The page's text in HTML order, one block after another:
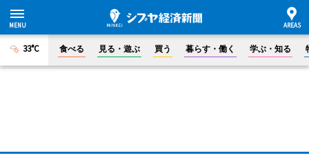
33°C 食べる 見る・遊ぶ 買う 暮らす・働く 学ぶ・知る